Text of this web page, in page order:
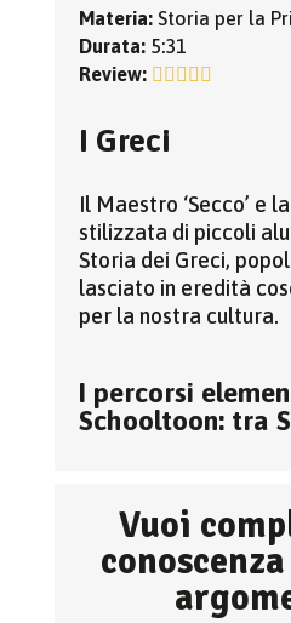
Materia:Storia per la
Durata:5:31
Review:
I Greci
Il Maestro ‘Secco’ e
stilizzata di piccoli
Storia dei Greci,
lasciato in eredità
per la nostra cultura.
I percorsi
Schooltoon: tra
Vuoi